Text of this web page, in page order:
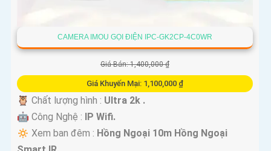
CAMERA IMOU GỌI ĐIỆN IPC-GK2CP-4C0WR
Giá Bán: 1,400,000 ₫
Giá Khuyến Mại: 1,100,000 ₫
🦉 Chất lượng hình : Ultra 2k .
🤖️ Công Nghệ :
IP Wifi.
🔅 Xem ban đêm : Hồng Ngoại 10m Hồng Ngoại